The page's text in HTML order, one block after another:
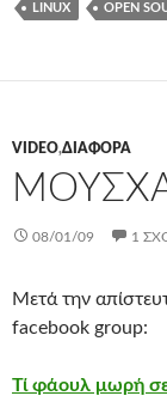
LINUX OPEN
VIDEO,ΔΙΆΦΟΡΑ
08/01/09 1
Μετά την
facebook group:
Τί φάουλ μωρή